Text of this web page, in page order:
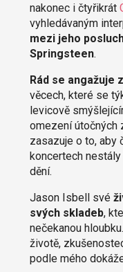
nakonec i čtyřikrát
vyhledávaným
mezi jeho
Springsteen.
Rád se angažuje
věcech, které se
levicově
omezení útočných
zasazuje o to, aby
koncertech
dění.
Jason Isbell své
svých skladeb,
nečekanou
životě,
podle mého